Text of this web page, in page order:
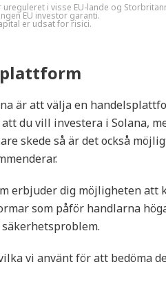
i visse EU-lande og
EU investor garanti.
er udsat for risici.
är att välja en
du vill investera i Solana,
skede så är det också
erbjuder dig möjligheten att
som påför handlarna
vi använt för att bedöma